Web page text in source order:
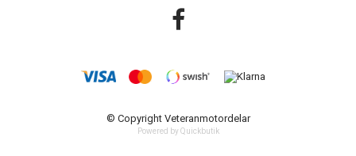
© Copyright Veteranmotordelar
Powered by Quickbutik